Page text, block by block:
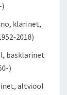
klarinet,
2018)
basklarinet
)
altviool